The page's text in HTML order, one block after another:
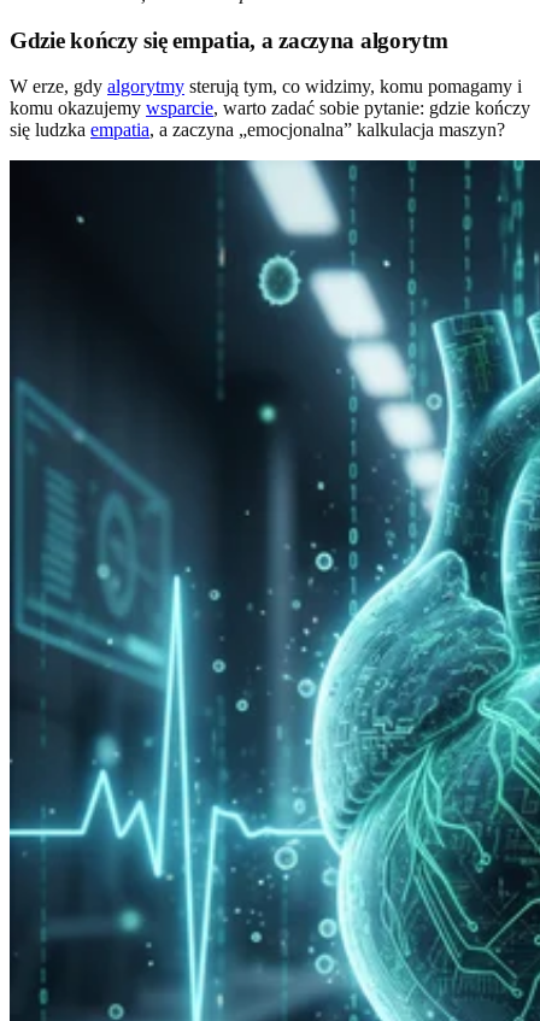
Gdzie kończy się empatia, a zaczyna algorytm
W erze, gdy algorytmy sterują tym, co widzimy, komu pomagamy i
komu okazujemy wsparcie, warto zadać sobie pytanie: gdzie kończy
się ludzka empatia, a zaczyna „emocjonalna” kalkulacja maszyn?